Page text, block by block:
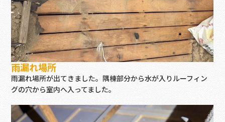
雨漏れ場所
雨漏れ場所が出てきました。隅棟部分から水が入りルーフィン
グの穴から室内へ入ってました。